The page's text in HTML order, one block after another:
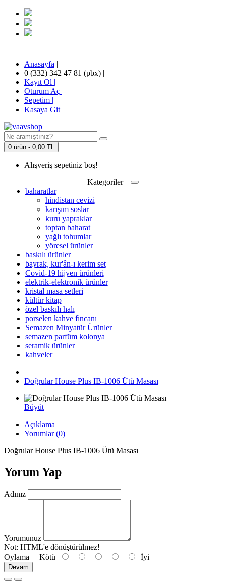
Anasayfa |
0 (332) 342 47 81 (pbx) |
Kayıt Ol |
Oturum Aç |
Sepetim |
Kasaya Git
0 ürün - 0,00 TL
Alışveriş sepetiniz boş!
Kategoriler
baharatlar
hindistan cevizi
karışım soslar
kuru yapraklar
toptan baharat
yağlı tohumlar
yöresel ürünler
baskılı ürünler
bayrak, kur'ân-ı kerim set
Covid-19 hijyen ürünleri
elektrik-elektronik ürünler
kristal masa setleri
kültür kitap
özel baskılı halı
porselen kahve fincanı
Semazen Minyatür Ürünler
semazen parfüm kolonya
seramik ürünler
kahveler
Doğrular House Plus IB-1006 Ütü Masası
Büyüt
Açıklama
Yorumlar (0)
Doğrular House Plus IB-1006 Ütü Masası
Yorum Yap
Adınız
Yorumunuz
Not: HTML'e dönüştürülmez!
Oylama Kötü İyi
Devam